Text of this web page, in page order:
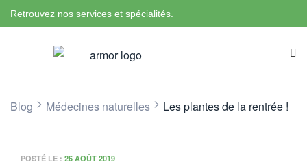
Retrouvez nos services et spécialités.
Blog > Médecines naturelles > Les plantes de la rentrée !
POSTÉ LE : 26 AOÛT 2019